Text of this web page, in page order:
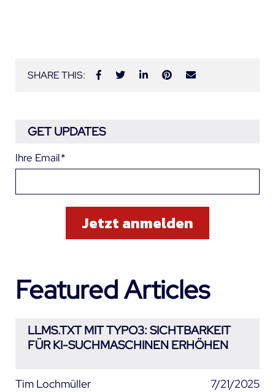
SHARE THIS:
GET UPDATES
Ihre Email*
Featured Articles
LLMS.TXT MIT TYPO3: SICHTBARKEIT
FÜR KI-SUCHMASCHINEN ERHÖHEN
Tim Lochmüller 7/21/2025